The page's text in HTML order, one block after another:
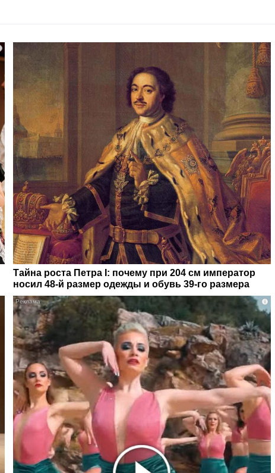
Тайна роста Петра I: почему при 204 см император
носил 48-й размер одежды и обувь 39-го размера
i